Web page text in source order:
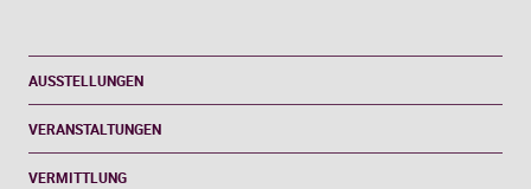
AUSSTELLUNGEN
VERANSTALTUNGEN
VERMITTLUNG